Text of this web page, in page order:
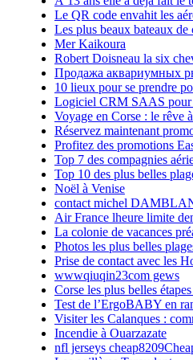
Le QR code envahit les
Les plus beaux bateaux de
Mer Kaikoura
Robert Doisneau la six
Продажа аквариумных
10 lieux pour se prendre
Logiciel CRM SAAS pour
Voyage en Corse : le rêve
Réservez maintenant
Profitez des promotions
Top 7 des compagnies
Top 10 des plus belles
Noël à Venise
contact michel
Air France lheure limite
La colonie de vacances
Photos les plus belles
Prise de contact avec les
wwwqiuqin23com gews
Corse les plus belles
Test de l’ErgoBABY en
Visiter les Calanques :
Incendie à Ouarzazate
nfl jerseys